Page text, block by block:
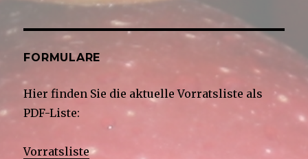
FORMULARE
Hier finden Sie die aktuelle Vorratsliste als
PDF-Liste:
Vorratsliste